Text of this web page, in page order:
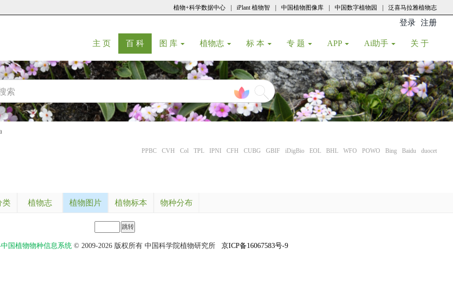
植物+科学数据中心 iPlant 植物智 中国植物图像库 中国数字植物园 泛喜马拉雅植物志
登录 注册
主 页(current)
百 科(current)
图 库 植物志 标 本 专 题 APP Ai助手 关 于
PPBC CVH Col TPL IPNI CFH CUBG GBIF iDigBio EOL BHL WFO POWO Bing Baidu duocet
类 植物志 植物图片 植物标本 物种分布
国植物物种信息系统 © 2009-2026 版权所有 中国科学院植物研究所 京ICP备16067583号-9